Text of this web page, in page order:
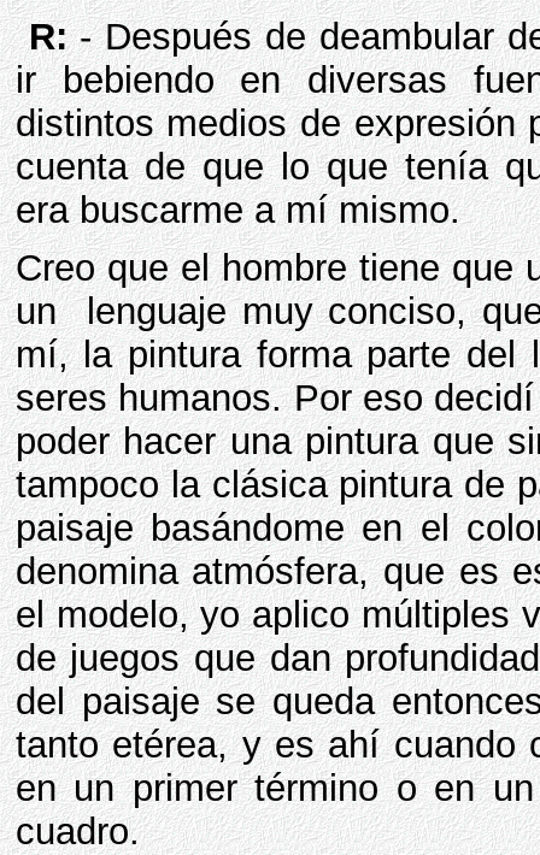
R:- Después de deambular
ir bebiendo en diversas
distintos medios de expresión
cuenta de que lo que tenía
era buscarme a mí mismo.
Creo que el hombre tiene que
un lenguaje muy conciso,
mí, la pintura forma parte del
seres humanos. Por eso
poder hacer una pintura que
tampoco la clásica pintura de
paisaje basándome en el
denomina atmósfera, que es
el modelo, yo aplico múltiples
de juegos que dan
del paisaje se queda
tanto etérea, y es ahí cuando
en un primer término o en
cuadro.